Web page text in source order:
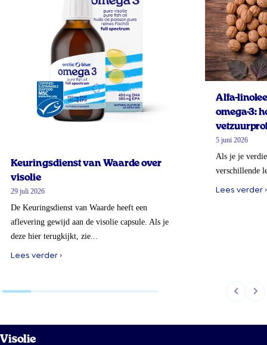
Keuringsdienst van Waarde over
visolie
29 juli 2026
De Keuringsdienst van Waarde heeft een
aflevering gewijd aan de visolie capsule. Als je
deze hier terugkijkt, zie...
Lees verder ›
Alfa-
omega-3:
5 juni 2026
Als je je
verschillende
Lees verder ›
Visolie